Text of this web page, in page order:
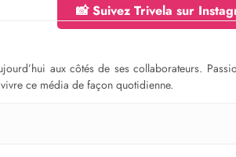
📸 Suivez Trivela sur
aux côtés de ses collaborateurs.
ce média de façon quotidienne.